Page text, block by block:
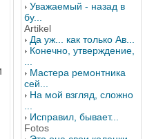
Уважаемый - назад в
бу...
Artikel
Да уж... как только Ав...
Конечно, утверждение,
Мастера ремонтника
сей...
На мой взгляд, сложно
Исправил, бывает...
Fotos